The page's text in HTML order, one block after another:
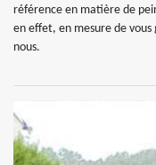
référence en matière de
en effet, en mesure de
nous.